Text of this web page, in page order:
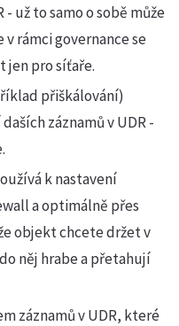
už to samo o sobě může
rámci governance se
jen pro síťaře.
přiškálování)
záznamů v UDR -
k nastavení
a optimálně přes
objekt chcete držet v
něj hrabe a přetahují
záznamů v UDR, které